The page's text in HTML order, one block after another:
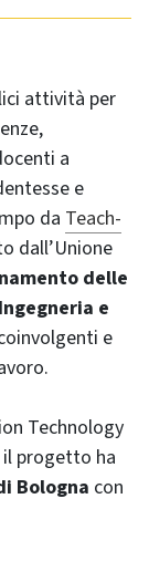
attività per
a
e
da Teach-
dall’Unione
delle
e
e
Technology
il progetto ha
Bologna con